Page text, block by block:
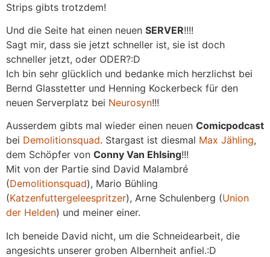
Strips gibts trotzdem!
Und die Seite hat einen neuen SERVER!!!!
Sagt mir, dass sie jetzt schneller ist, sie ist doch
schneller jetzt, oder ODER?:D
Ich bin sehr glücklich und bedanke mich herzlichst bei
Bernd Glasstetter und Henning Kockerbeck für den
neuen Serverplatz bei Neurosyn!!!
Ausserdem gibts mal wieder einen neuen Comicpodcast
bei Demolitionsquad. Stargast ist diesmal Max Jähling,
dem Schöpfer von Conny Van Ehlsing!!!
Mit von der Partie sind David Malambré
(Demolitionsquad), Mario Bühling
(Katzenfuttergeleespritzer), Arne Schulenberg (Union
der Helden) und meiner einer.
Ich beneide David nicht, um die Schneidearbeit, die
angesichts unserer groben Albernheit anfiel.:D